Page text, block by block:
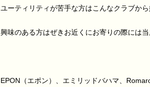
ユーティリティが苦手な方はこんなクラブか
興味のある方はぜきお近くにお寄りの際には
EPON（エポン）、エミリッドバハマ、